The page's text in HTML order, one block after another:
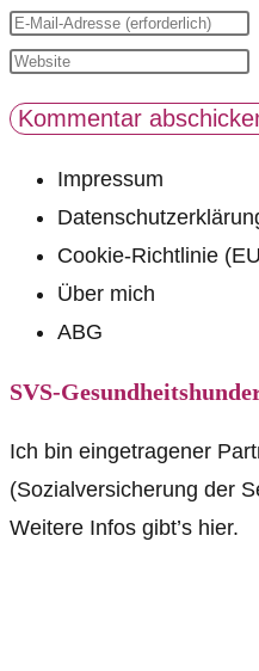
deinen
Namen
oder
Benutzernamen
zum
Kommentieren
Gib
deine
E-
Mail-
Adresse
zum
Kommentieren
Gib
deine
Website-
URL
(optional)
Impressum
Cookie-Richtlinie
Über mich
ABG
SVS-
Ich bin eingetragener
(Sozialversicherung der
Weitere Infos gibt’s hier.